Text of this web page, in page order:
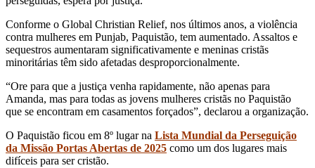
Conforme o Global Christian Relief, nos últimos anos, a violência
contra mulheres em Punjab, Paquistão, tem aumentado. Assaltos e
sequestros aumentaram significativamente e meninas cristãs
minoritárias têm sido afetadas desproporcionalmente.
“Ore para que a justiça venha rapidamente, não apenas para
Amanda, mas para todas as jovens mulheres cristãs no Paquistão
que se encontram em casamentos forçados”, declarou a organização.
O Paquistão ficou em 8º lugar na Lista Mundial da Perseguição
da Missão Portas Abertas de 2025 como um dos lugares mais
difíceis para ser cristão.